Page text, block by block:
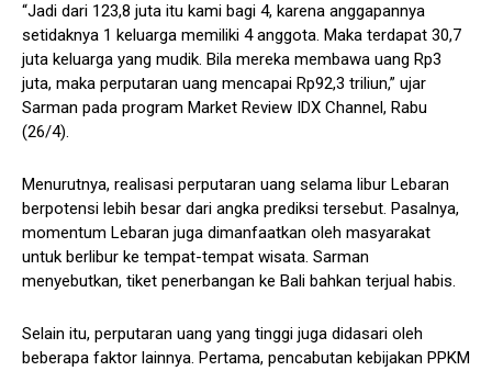
“Jadi dari 123,8 juta itu kami bagi 4, karena anggapannya
setidaknya 1 keluarga memiliki 4 anggota. Maka terdapat 30,7
juta keluarga yang mudik. Bila mereka membawa uang Rp3
juta, maka perputaran uang mencapai Rp92,3 triliun,” ujar
Sarman pada program Market Review IDX Channel, Rabu
(26/4).
Menurutnya, realisasi perputaran uang selama libur Lebaran
berpotensi lebih besar dari angka prediksi tersebut. Pasalnya,
momentum Lebaran juga dimanfaatkan oleh masyarakat
untuk berlibur ke tempat-tempat wisata. Sarman
menyebutkan, tiket penerbangan ke Bali bahkan terjual habis.
Selain itu, perputaran uang yang tinggi juga didasari oleh
beberapa faktor lainnya. Pertama, pencabutan kebijakan PPKM